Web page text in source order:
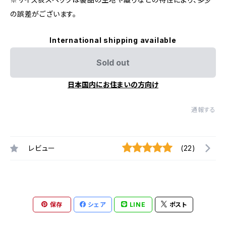
の誤差がございます。
International shipping available
Sold out
日本国内にお住まいの方向け
通報する
レビュー (22)
保存 シェア LINE ポスト